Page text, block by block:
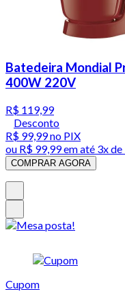
Batedeira Mondial
400W 220V
R$ 119,99
Desconto
R$ 99,99no PIX
ou R$ 99,99em até 3x de
COMPRAR AGORA
Cupom